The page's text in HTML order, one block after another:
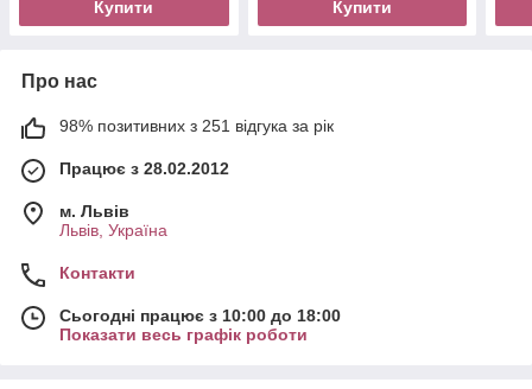
Купити Купити
Про нас
98% позитивних з 251 відгука за рік
Працює з 28.02.2012
м. Львів
Львів, Україна
Контакти
Сьогодні працює з 10:00 до 18:00
Показати весь графік роботи